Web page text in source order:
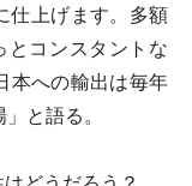
仕上げます。多額
とコンスタントな
本への輸出は毎年
と語る。